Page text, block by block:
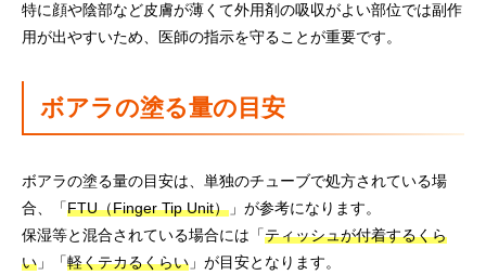
特に顔や陰部など皮膚が薄くて外用剤の吸収がよい部位では副作
用が出やすいため、医師の指示を守ることが重要です。
ボアラの塗る量の目安
ボアラの塗る量の目安は、単独のチューブで処方されている場
合、「FTU（Finger Tip Unit） 」が参考になります。
保湿等と混合されている場合には「ティッシュが付着するくら
い 」「軽くテカるくらい 」が目安となります。